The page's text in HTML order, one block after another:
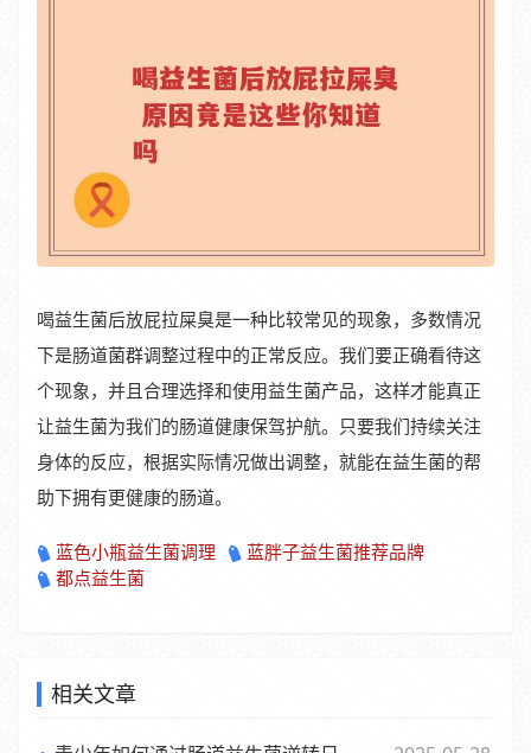
喝益生菌后放屁拉屎臭是一种比较常见的现象，多数情况
下是肠道菌群调整过程中的正常反应。我们要正确看待这
个现象，并且合理选择和使用益生菌产品，这样才能真正
让益生菌为我们的肠道健康保驾护航。只要我们持续关注
身体的反应，根据实际情况做出调整，就能在益生菌的帮
助下拥有更健康的肠道。
蓝色小瓶益生菌调理
蓝胖子益生菌推荐品牌
都点益生菌
相关文章